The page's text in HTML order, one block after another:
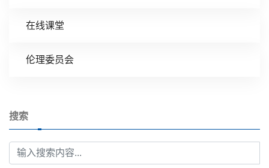
在线课堂
伦理委员会
搜索